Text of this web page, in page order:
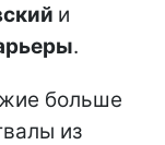
и
.
больше
из